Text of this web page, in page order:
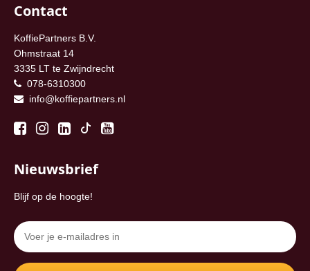
Contact
KoffiePartners B.V.
Ohmstraat 14
3335 LT te Zwijndrecht
078-6310300
info@koffiepartners.nl
Nieuwsbrief
Blijf op de hoogte!